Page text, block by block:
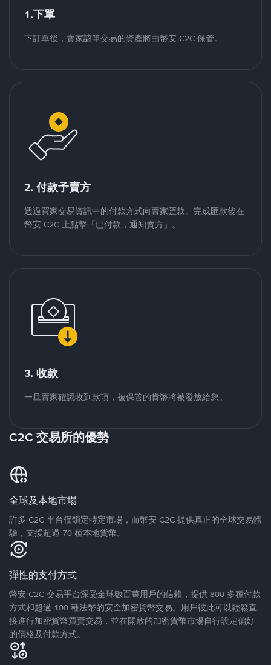
1.下單
下訂單後，賣家該筆交易的資產將由幣安 C2C 保管。
2. 付款予賣方
透過買家交易資訊中的付款方式向賣家匯款。完成匯款後在
幣安 C2C 上點擊「已付款，通知賣方」。
3. 收款
一旦賣家確認收到款項，被保管的貨幣將被發放給您。
C2C 交易所的優勢
全球及本地市場
許多 C2C 平台僅鎖定特定市場，而幣安 C2C 提供真正的全球交易體
驗，支援超過 70 種本地貨幣。
彈性的支付方式
幣安 C2C 交易平台深受全球數百萬用戶的信賴，提供 800 多種付款
方式和超過 100 種法幣的安全加密貨幣交易。用戶彼此可以輕鬆直
接進行加密貨幣買賣交易，並在開放的加密貨幣市場自行設定偏好
的價格及付款方式。